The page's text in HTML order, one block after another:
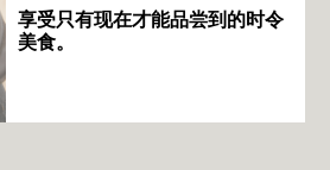
享受只有现在才能品尝到的时令
美食。